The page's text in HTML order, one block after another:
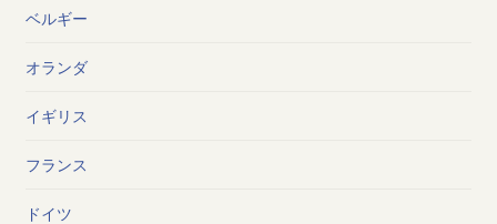
ベルギー
オランダ
イギリス
フランス
ドイツ